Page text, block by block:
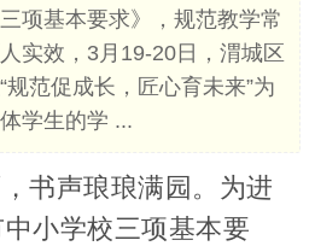
项基本要求》，规范教学常
实效，3月19-20日，渭城区
范促成长，匠心育未来”为
学生的学 ...
书声琅琅满园。为进
小学校三项基本要